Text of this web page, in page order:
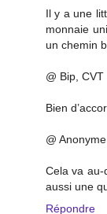
Il y a une
monnaie
un chemin
@ Bip, CVT
Bien
@ Anonyme
Cela va au-
aussi une
Répondre